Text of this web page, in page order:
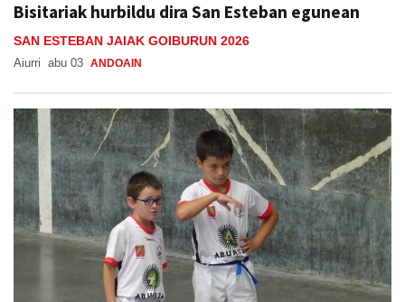
Bisitariak hurbildu dira San Esteban egunean
SAN ESTEBAN JAIAK GOIBURUN 2026
Aiurri abu 03 ANDOAIN